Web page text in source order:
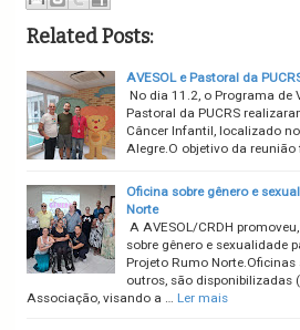
Related Posts:
AVESOL e Pastoral da
No dia 11.2, o Programa de
Pastoral da PUCRS
Câncer Infantil, localizado
Alegre.O objetivo da
Oficina sobre gênero e
Norte
A AVESOL/CRDH
sobre gênero e sexualidade
Projeto Rumo Norte.Oficinas
outros, são disponibilizadas
Associação, visando a … Ler mais